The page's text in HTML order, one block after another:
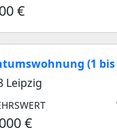
€
(1
Leipzig
€